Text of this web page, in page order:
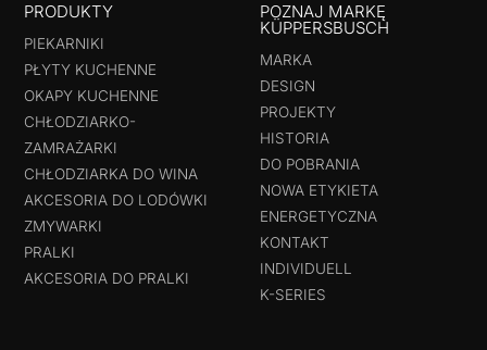
PRODUKTY
PIEKARNIKI
PŁYTY KUCHENNE
OKAPY KUCHENNE
CHŁODZIARKO-
ZAMRAŻARKI
CHŁODZIARKA DO WINA
AKCESORIA DO LODÓWKI
ZMYWARKI
PRALKI
AKCESORIA DO PRALKI
POZNAJ MARKĘ
KÜPPERSBUSCH
MARKA
DESIGN
PROJEKTY
HISTORIA
DO POBRANIA
NOWA ETYKIETA
ENERGETYCZNA
KONTAKT
INDIVIDUELL
K-SERIES